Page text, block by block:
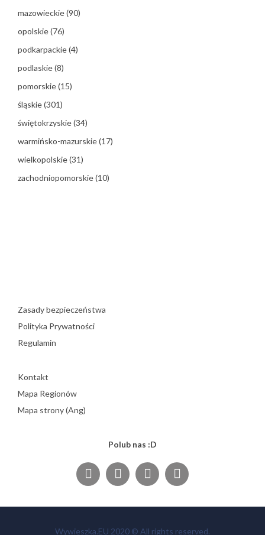
mazowieckie(90)
opolskie(76)
podkarpackie(4)
podlaskie(8)
pomorskie(15)
śląskie(301)
świętokrzyskie(34)
warmińsko-mazurskie(17)
wielkopolskie(31)
zachodniopomorskie(10)
Zasady bezpieczeństwa
Polityka Prywatności
Regulamin
Kontakt
Mapa Regionów
Mapa strony (Ang)
Polub nas :D
Wywieszka.EU 2020 © All rights reserved.